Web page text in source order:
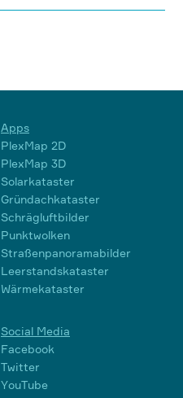
Apps
PlexMap 2D
PlexMap 3D
Solarkataster
Gründachkataster
Schrägluftbilder
Punktwolken
Straßenpanoramabilder
Leerstandskataster
Wärmekataster
Social Media
Facebook
Twitter
YouTube